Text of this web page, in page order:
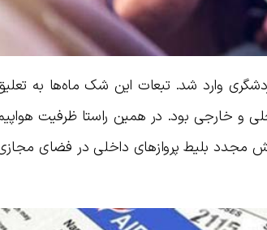
وارد شد. تبعات این شک ماه‌ها به
و خارجی بود. در همین راستا ظرفیت
مجدد بلیط پروازهای داخلی در فضای